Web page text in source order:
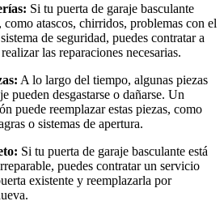
Si tu puerta de garaje basculante
como atascos, chirridos, problemas con el
de seguridad, puedes contratar a
las reparaciones necesarias.
A lo largo del tiempo, algunas piezas
pueden desgastarse o dañarse. Un
puede reemplazar estas piezas, como
o sistemas de apertura.
Si tu puerta de garaje basculante está
puedes contratar un servicio
existente y reemplazarla por